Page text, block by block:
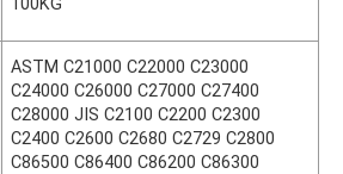
ASTM C21000 C22000 C23000
C24000 C26000 C27000 C27400
C28000 JIS C2100 C2200 C2300
C2400 C2600 C2680 C2729 C2800
C86500 C86400 C86200 C86300